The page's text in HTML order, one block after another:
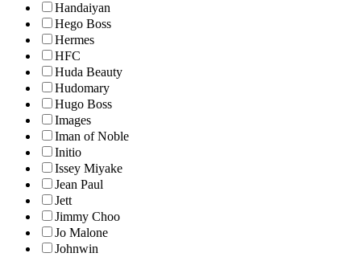
Handaiyan
Hego Boss
Hermes
HFC
Huda Beauty
Hudomary
Hugo Boss
Images
Iman of Noble
Initio
Issey Miyake
Jean Paul
Jett
Jimmy Choo
Jo Malone
Johnwin